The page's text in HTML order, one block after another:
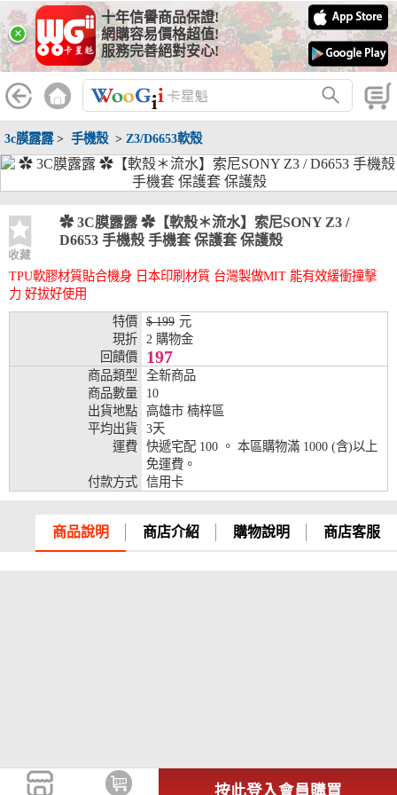
×
十年信譽商品保證!
網購容易價格超值!
服務完善絕對安心!
3c膜露露> 手機殼> Z3/D6653軟殼
收藏
✿ 3C膜露露 ✿【軟殼＊流水】索尼SONY Z3 /
D6653 手機殼 手機套 保護套 保護殼
TPU軟膠材質貼合機身 日本印刷材質 台灣製做MIT 能有效緩衝撞擊
力 好拔好使用
特價
$ 199 元
現折
2 購物金
回饋價
197
商品類型
全新商品
商品數量
10
出貨地點
高雄市 楠梓區
平均出貨
3天
運費
快遞宅配 100 。 本區購物滿 1000 (含)以上
免運費。
付款方式
信用卡
商品說明 商店介紹 購物說明 商店客服
按此登入會員購買
線上分期銀行
WooGii 與 綠界 合作，『信用卡分期付款』 與 『信用卡零利率
分期付款』 的配合銀行如下：
分期期數 提供分期之銀行
兆豐銀行、合作金庫、第一銀行、華南銀行、
彰化銀行、上海銀行、富邦銀行、國泰世華、
台灣企銀、台中銀行、匯豐銀行、華泰銀行、
銀、元大銀行、永豐銀行、玉山銀行、凱基銀
行、星展銀行、台新銀行、安泰銀行、中國信
兆豐銀行、合作金庫、第一銀行、華南銀行、
台灣企銀、台中銀行、匯豐銀行、華泰銀行、
臺灣新光銀行、陽信銀行、聯邦銀行、遠東商
銀、元大銀行、永豐銀行、玉山銀行、凱基銀
行、星展銀行、台新銀行、安泰銀行、中國信
託、台灣樂天、三信商銀
兆豐銀行、合作金庫、第一銀行、華南銀行、
彰化銀行、上海銀行、富邦銀行、國泰世華、
台灣企銀、台中銀行、匯豐銀行、華泰銀行、
臺灣新光銀行、陽信銀行、聯邦銀行、遠東商
銀、元大銀行、永豐銀行、玉山銀行、凱基銀
託、台灣樂天、三信商銀
兆豐銀行、合作金庫、第一銀行、華南銀行、